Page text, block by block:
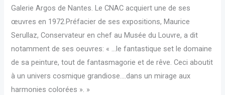
Galerie Argos de Nantes. Le CNAC acquiert une de ses
œuvres en 1972.Préfacier de ses expositions, Maurice
Serullaz, Conservateur en chef au Musée du Louvre, a dit
notamment de ses oeuvres: « …le fantastique set le domaine
de sa peinture, tout de fantasmagorie et de rêve. Ceci aboutit
à un univers cosmique grandiose….dans un mirage aux
harmonies colorées ». »